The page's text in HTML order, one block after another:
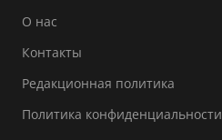
О нас
Контакты
Редакционная политика
Политика конфиденциальности